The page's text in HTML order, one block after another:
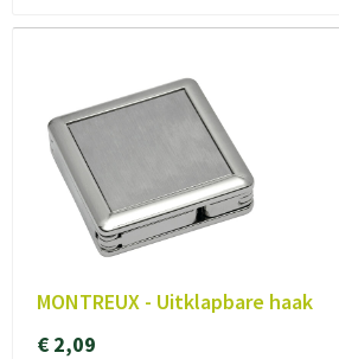
MONTREUX - Uitklapbare haak
€ 2,09